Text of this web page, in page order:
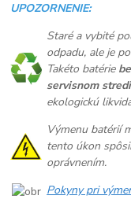
UPOZORNENIE:
Staré a vybité
odpadu, ale je
Takéto batérie
servisnom
ekologickú
Výmenu batérií
tento úkon
oprávnením.
Pokyny pri